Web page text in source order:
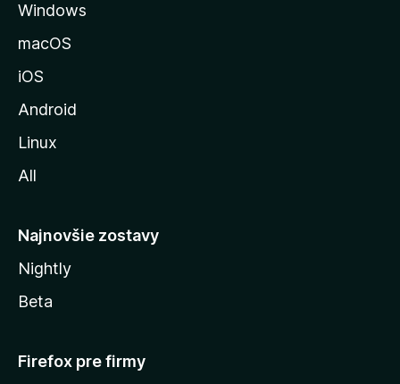
k
o
z
l
Windows
macOS
iOS
Android
Linux
All
Najnovšie zostavy
Nightly
Beta
Firefox pre firmy